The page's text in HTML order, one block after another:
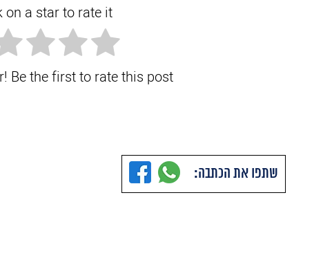
on a star to rate it!
Be the first to rate this post.
שתפו את הכתבה: